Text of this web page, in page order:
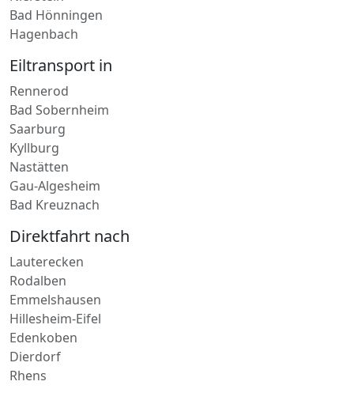
Ulmen
Nierstein
Hagenbach
Eiltransport in
Rennerod
Bad Sobernheim
Saarburg
Kyllburg
Nastätten
Bad Kreuznach
Direktfahrt nach
Lauterecken
Rodalben
Emmelshausen
Hillesheim-Eifel
Edenkoben